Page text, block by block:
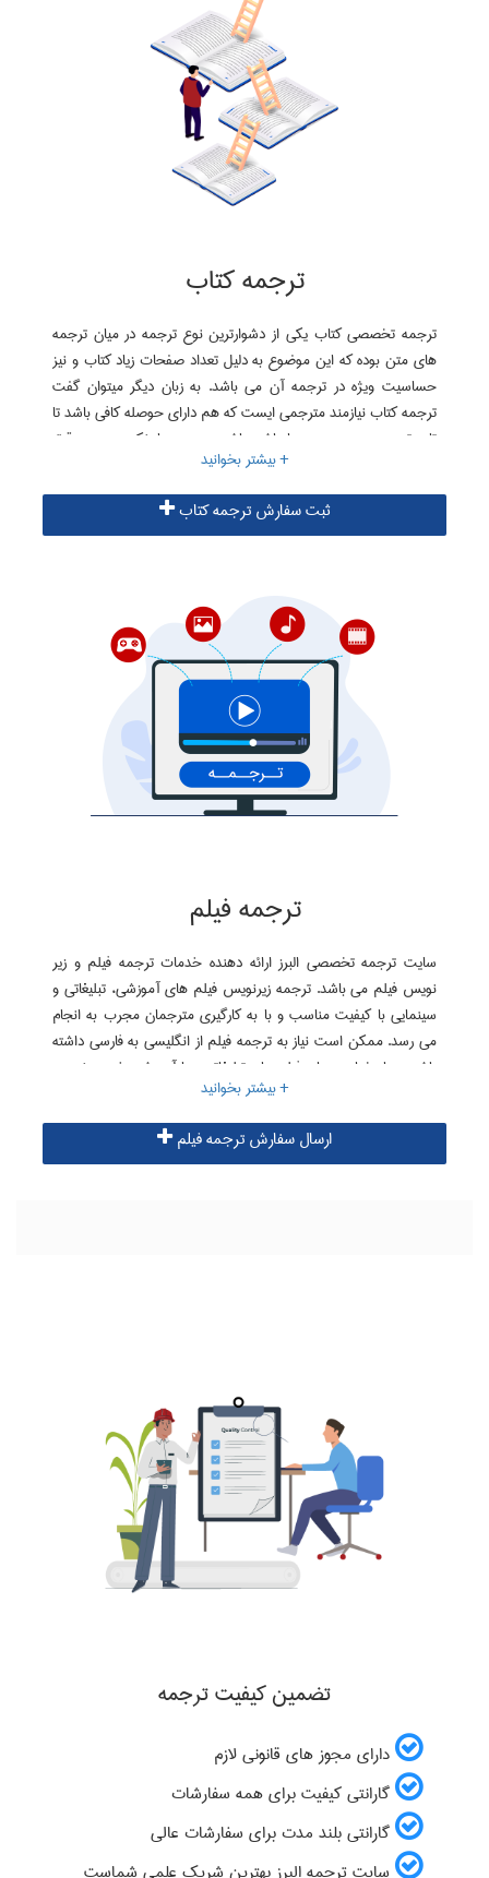
ترجمه کتاب
ترجمه تخصصی کتاب یکی از دشوارترین نوع ترجمه در میان ترجمه
های متن بوده که این موضوع به دلیل تعداد صفحات زیاد کتاب و نیز
حساسیت ویژه در ترجمه آن می باشد. به زبان دیگر میتوان گفت
ترجمه کتاب نیازمند مترجمی ایست که هم دارای حوصله کافی باشد تا
تاب ترجمه چنین حجمی را داشته باشد و هم بسیار نکته سنج و دقیق
باشد. این دو مورد جز با تجربه حاصل نمی گردد و ترجمه یک کتاب
نیازمند مترجمی با تجربه فراوان است. بنابراین سایت ترجمه البرز
جهت ترجمه کتب از مترجمان باسابقه خود که در زمینه ترجمه کتاب
های تخصصی رشته خود دارای سابقه کافی می باشند، استفاده می
دریافت نمایید.
اطلاعات بیشتر در زمینه ترجمه کتاب
ثبت سفارش ترجمه کتاب
ترجمه فیلم
سایت ترجمه تخصصی البرز ارائه دهنده خدمات ترجمه فیلم و زیر
نویس فیلم می باشد. ترجمه زیرنویس فیلم های آموزشی، تبلیغاتی و
سینمایی با کیفیت مناسب و با به کارگیری مترجمان مجرب به انجام
می رسد. ممکن است نیاز به ترجمه فیلم از انگلیسی به فارسی داشته
باشید و یا بخواهید برای فیلم های تبلیغاتی و یا آموزشی خود زیرنویس
انگلیسی تهیه نمایید و یا به عبارت دیگر فیلم خود را به انگلیسی ترجمه
نمایید. سایت ترجمه البرز در زمینه ترجمه تخصصی فیلم آماده ارائه
خدمات بوده و ترجمه تخصصی انواع فیلم های آموزشی، تبلیغاتی و
سینمایی را توسط مترجمان مجرب به انجام می رساند.
ارسال سفارش ترجمه فیلم
تضمین کیفیت ترجمه
دارای مجوز های قانونی لازم
گارانتی کیفیت برای همه سفارشات
گارانتی بلند مدت برای سفارشات عالی